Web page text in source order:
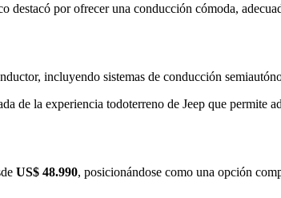
por ofrecer una conducción cómoda,
incluyendo sistemas de conducción
de la experiencia todoterreno de Jeep que permite
US$ 48.990, posicionándose como una opción